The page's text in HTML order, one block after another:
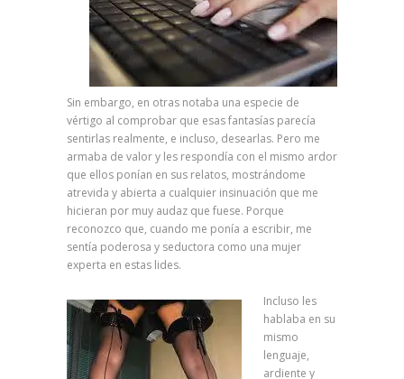
Sin embargo, en otras notaba una especie de
vértigo al comprobar que esas fantasías parecía
sentirlas realmente, e incluso, desearlas. Pero me
armaba de valor y les respondía con el mismo ardor
que ellos ponían en sus relatos, mostrándome
atrevida y abierta a cualquier insinuación que me
hicieran por muy audaz que fuese. Porque
reconozco que, cuando me ponía a escribir, me
sentía poderosa y seductora como una mujer
experta en estas lides.
Incluso les
hablaba en su
mismo
lenguaje,
ardiente y